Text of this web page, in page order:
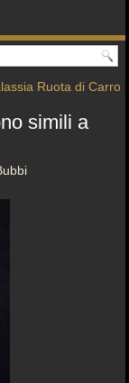
Ruota di Carro
simili a